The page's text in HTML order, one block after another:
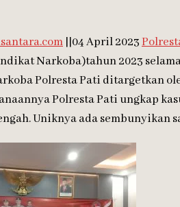
||04 April 2023
Narkoba)tahun 2023
Polresta Pati ditargetkan
Polresta Pati ungkap
Uniknya ada sembunyikan